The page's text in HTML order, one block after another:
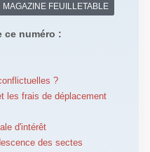
MAGAZINE FEUILLETABLE
ce numéro :
?
les frais de déplacement
d'intérêt
des sectes